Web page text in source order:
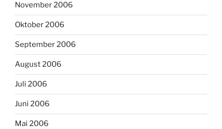
November 2006
Oktober 2006
September 2006
August 2006
Juli 2006
Juni 2006
Mai 2006